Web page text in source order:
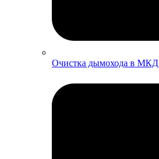
Очистка дымохода в МКД